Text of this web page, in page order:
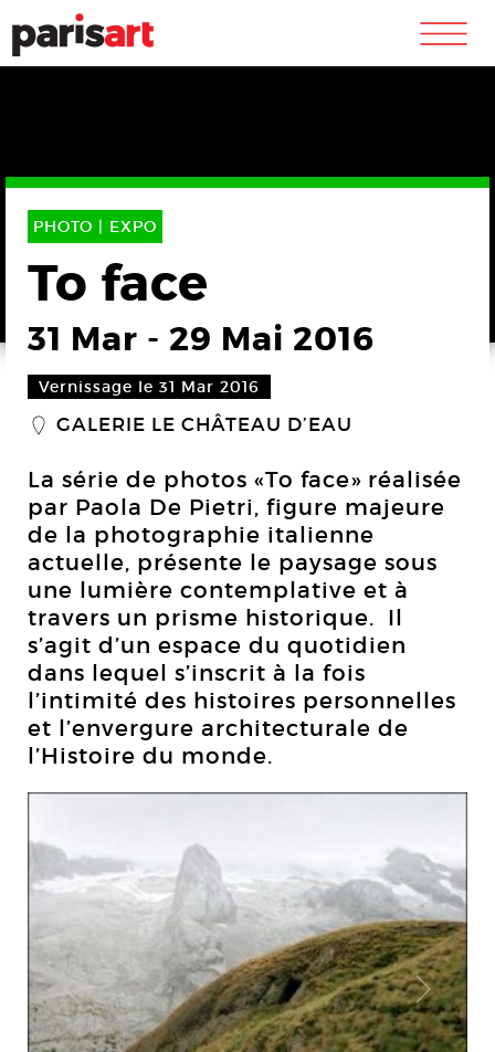
m
PHOTO | EXPO
To face
31 Mar - 29 Mai 2016
Vernissage le 31 Mar 2016
_ GALERIE LE CHÂTEAU D’EAU
La série de photos «To face» réalisée
par Paola De Pietri, figure majeure
de la photographie italienne
actuelle, présente le paysage sous
une lumière contemplative et à
travers un prisme historique. Il
s’agit d’un espace du quotidien
dans lequel s’inscrit à la fois
l’intimité des histoires personnelles
et l’envergure architecturale de
l’Histoire du monde.